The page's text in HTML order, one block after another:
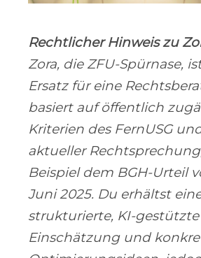
Rechtlicher Hinweis zu
Zora, die ZFU-Spürnase,
Ersatz für eine
basiert auf öffentlich
Kriterien des FernUSG
aktueller
Beispiel dem BGH-Urteil
Juni 2025. Du erhältst
strukturierte, KI-gestützte
Einschätzung und